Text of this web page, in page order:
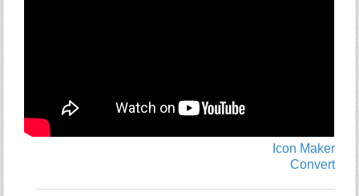
Icon Maker
Convert